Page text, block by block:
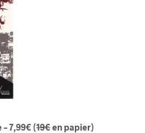
7,99€ (19€en papier)